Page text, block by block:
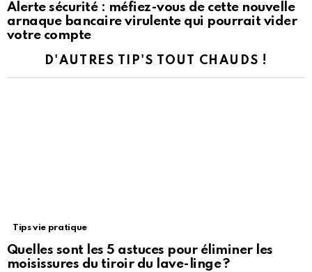
Alerte sécurité : méfiez-vous de cette nouvelle
arnaque bancaire virulente qui pourrait vider
votre compte
D'AUTRES TIP'S TOUT CHAUDS !
Tips vie pratique
Quelles sont les 5 astuces pour éliminer les
moisissures du tiroir du lave-linge ?